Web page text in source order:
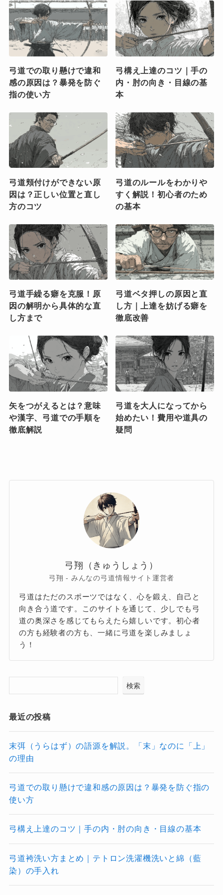
弓道での取り懸けで違和
感の原因は？暴発を防ぐ
指の使い方
弓構え上達のコツ｜手の
内・肘の向き・目線の基
本
弓道頬付けができない原
因は？正しい位置と直し
方のコツ
弓道のルールをわかりや
すく解説！初心者のため
の基本
弓道手繰る癖を克服！原
因の解明から具体的な直
し方まで
弓道ベタ押しの原因と直
し方｜上達を妨げる癖を
徹底改善
矢をつがえるとは？意味
や漢字、弓道での手順を
徹底解説
弓道を大人になってから
始めたい！費用や道具の
疑問
弓翔（きゅうしょう）
弓翔 - みんなの弓道情報サイト運営者
弓道はただのスポーツではなく、心を鍛え、自己と
向き合う道です。このサイトを通じて、少しでも弓
道の奥深さを感じてもらえたら嬉しいです。初心者
の方も経験者の方も、一緒に弓道を楽しみましょ
う！
検索
最近の投稿
末弭（うらはず）の語源を解説。「末」なのに「上」
の理由
弓道での取り懸けで違和感の原因は？暴発を防ぐ指の
使い方
弓構え上達のコツ｜手の内・肘の向き・目線の基本
弓道袴洗い方まとめ｜テトロン洗濯機洗いと綿（藍
染）の手入れ